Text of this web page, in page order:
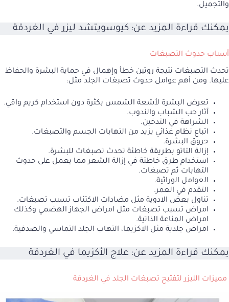
والتجميل.
يمكنك قراءة المزيد عن: كيوسويتشد ليزر في الغردقة
أسباب حدوث التصبغات
تحدث التصبغات نتيجة روتين خطأ وإهمال في حماية البشرة والحفاظ
عليها. ومن أهم عوامل حدوث تصبغات الجلد مثل:
تعرض البشرة لأشعة الشمس بكثرة دون استخدام كريم واقي.
آثار حب الشباب والندوب.
الشراهة في التدخين.
اتباع نظام غذائي يزيد من التهابات الجسم والتصبغات.
حروق البشرة.
إزالة التاتو بطريقة خاطئة تحدث تصبغات للبشرة.
استخدام طرق خاطئة في إزالة الشعر مما يعمل على حدوث
التهابات ثم تصبغات.
العوامل الوراثية.
التقدم في العمر.
تناول بعض الادوية مثل مضادات الاكتئاب تسبب تصبغات.
امراض تسبب تصبغات مثل امراض الجهاز الهضمي وكذلك
امراض المناعة الذاتية.
امراض جلدية مثل الاكزيما، التهاب الجلد التماسي والصدفية.
يمكنك قراءة المزيد عن: علاج الأكزيما في الغردقة
مميزات الليزر لتفتيح تصبغات الجلد في الغردقة